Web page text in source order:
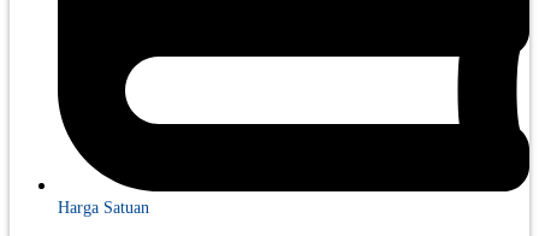
Harga Satuan